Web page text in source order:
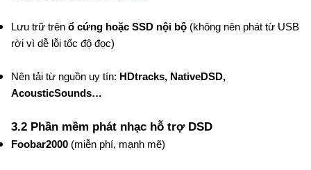
Lưu trữ trên ổ cứng hoặc SSD nội bộ (không nên phát từ USB
rời vì dễ lỗi tốc độ đọc)
Nên tải từ nguồn uy tín: HDtracks, NativeDSD,
AcousticSounds…
3.2 Phần mềm phát nhạc hỗ trợ DSD
Foobar2000 (miễn phí, mạnh mẽ)